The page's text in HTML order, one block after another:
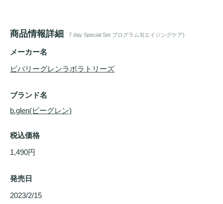
商品情報詳細 7 day Special Set プログラム3(エイジングケア)
メーカー名
ビバリーグレンラボラトリーズ
ブランド名
b.glen(ビーグレン)
税込価格
1,490円
発売日
2023/2/15